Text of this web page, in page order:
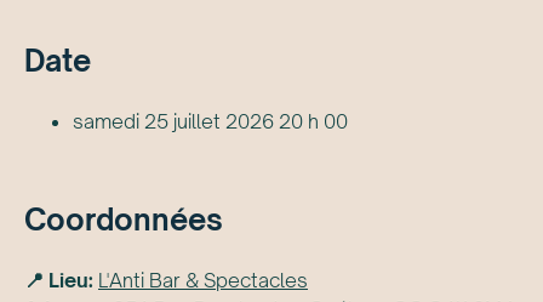
Date
samedi 25 juillet 2026 20 h 00
Coordonnées
📍 Lieu: L'Anti Bar & Spectacles